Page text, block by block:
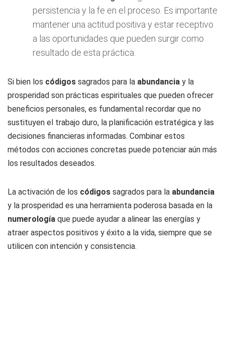
persistencia y la fe en el proceso. Es importante
mantener una actitud positiva y estar receptivo
a las oportunidades que pueden surgir como
resultado de esta práctica.
Si bien los códigos sagrados para la abundancia y la
prosperidad son prácticas espirituales que pueden ofrecer
beneficios personales, es fundamental recordar que no
sustituyen el trabajo duro, la planificación estratégica y las
decisiones financieras informadas. Combinar estos
métodos con acciones concretas puede potenciar aún más
los resultados deseados.
La activación de los códigos sagrados para la abundancia
y la prosperidad es una herramienta poderosa basada en la
numerología que puede ayudar a alinear las energías y
atraer aspectos positivos y éxito a la vida, siempre que se
utilicen con intención y consistencia.